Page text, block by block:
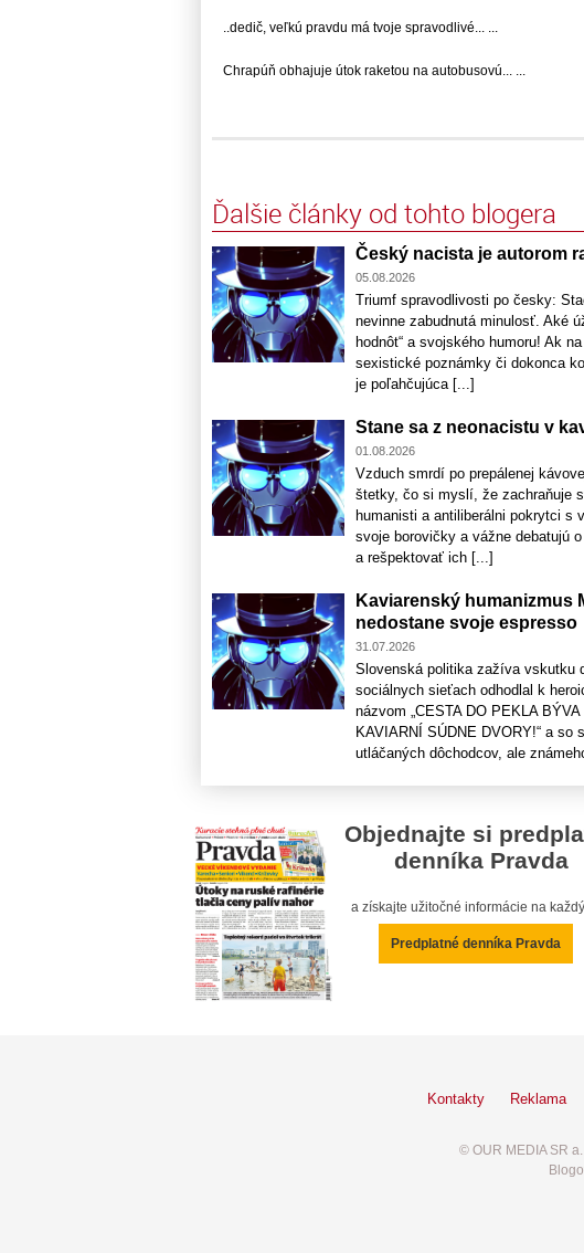
..dedič, veľkú pravdu má tvoje spravodlivé... ...
Chrapúň obhajuje útok raketou na autobusovú... ...
Ďalšie články od tohto blogera
Český nacista je autorom
05.08.2026
Triumf spravodlivosti po česky:
nevinne zabudnutá minulosť. Aké
hodnôt“ a svojského humoru! Ak
sexistické poznámky či dokonca
je poľahčujúca [...]
Stane sa z neonacistu v
01.08.2026
Vzduch smrdí po prepálenej
štetky, čo si myslí, že zachraňuje
humanisti a antiliberálni pokrytci s
svoje borovičky a vážne debatujú
a rešpektovať ich [...]
Kaviarenský humanizmus
nedostane svoje espresso
31.07.2026
Slovenská politika zažíva vskutku
sociálnych sieťach odhodlal k
názvom „CESTA DO PEKLA
KAVIARNÍ SÚDNE DVORY!“ a
utláčaných dôchodcov, ale
Objednajte si
denníka Pravda
a získajte užitočné informácie na
Predplatné denníka Pravda
Kontakty Reklama
© OUR MEDIA SR